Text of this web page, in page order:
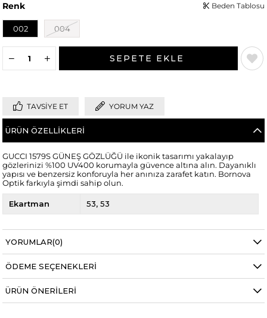
Renk
002 004
Beden Tablosu
TAVSIYE ET YORUM YAZ
ÜRÜN ÖZELLIKLERI
GUCCI 1579S GÜNEŞ GÖZLÜĞÜ ile ikonik tasarımı yakalayıp
gözlerinizi %100 UV400 korumayla güvence altına alın. Dayanıklı
yapısı ve benzersiz konforuyla her anınıza zarafet katın. Bornova
Optik farkıyla şimdi sahip olun.
Ekartman 53 53
YORUMLAR(0)
ÖDEME SEÇENEKLERI
ÜRÜN ÖNERILERI